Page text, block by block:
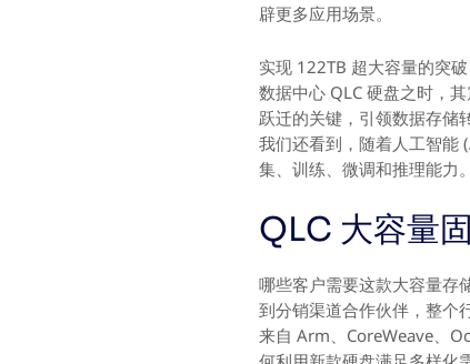
辟更多应用场景。
实现 122TB 超大容量的突
数据中心 QLC 硬盘之时，
跃迁的关键，引领数据存储
我们还看到，随着人工智能
集、训练、微调和推理能力。
QLC 大容量
哪些客户需要这款大容量存
到分销渠道合作伙伴，整个
来自 Arm、CoreWeave、